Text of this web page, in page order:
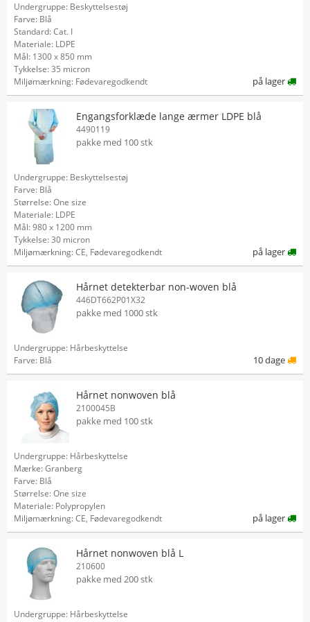
Undergruppe: Beskyttelsestøj
Farve: Blå
Standard: Cat. I
Materiale: LDPE
Mål: 1300 x 850 mm
Tykkelse: 35 micron
Miljømærkning: Fødevaregodkendt
på lager
Engangsforklæde lange ærmer LDPE blå
4490119
pakke med 100 stk
Undergruppe: Beskyttelsestøj
Farve: Blå
Størrelse: One size
Materiale: LDPE
Mål: 980 x 1200 mm
Tykkelse: 30 micron
Miljømærkning: CE, Fødevaregodkendt
på lager
Hårnet detekterbar non-woven blå
446DT662P01X32
pakke med 1000 stk
Undergruppe: Hårbeskyttelse
Farve: Blå
10 dage
Hårnet nonwoven blå
2100045B
pakke med 100 stk
Undergruppe: Hårbeskyttelse
Mærke: Granberg
Farve: Blå
Størrelse: One size
Materiale: Polypropylen
Miljømærkning: CE, Fødevaregodkendt
på lager
Hårnet nonwoven blå L
210600
pakke med 200 stk
Undergruppe: Hårbeskyttelse